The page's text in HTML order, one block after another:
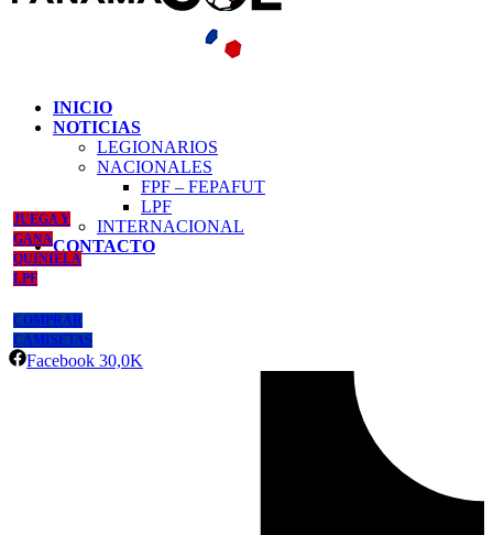
INICIO
NOTICIAS
LEGIONARIOS
NACIONALES
FPF – FEPAFUT
LPF
INTERNACIONAL
CONTACTO
JUEGA Y
GANA
QUINIELA
LPF
COMPRAR
CAMISETAS
Facebook 30,0K